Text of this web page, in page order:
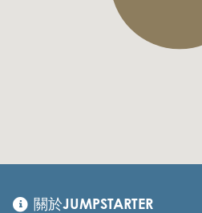
關於JUMPSTARTER